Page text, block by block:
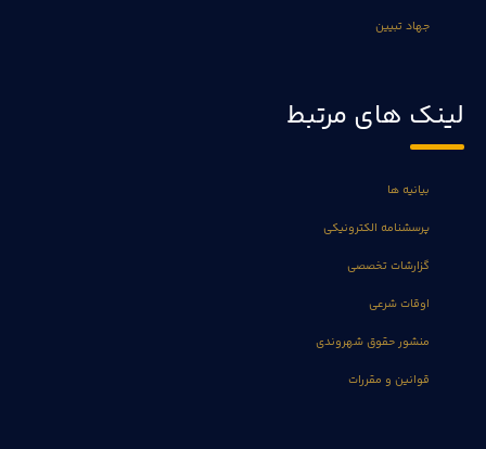
جهاد تبیین
لینک های مرتبط
بیانیه ها
پرسشنامه الکترونیکی
گزارشات تخصصی
اوقات شرعی
منشور حقوق شهروندی
قوانین و مقررات